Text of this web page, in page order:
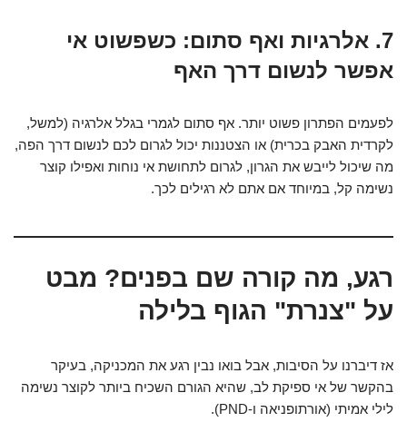
7. אלרגיות ואף סתום: כשפשוט אי
אפשר לנשום דרך האף
לפעמים הפתרון פשוט יותר. אף סתום לגמרי בגלל אלרגיה (למשל,
לקרדית האבק בכרית) או הצטננות יכול לגרום לכם לנשום דרך הפה,
מה שיכול לייבש את הגרון, לגרום לתחושת אי נוחות ואפילו קוצר
נשימה קל, במיוחד אם אתם לא רגילים לכך.
רגע, מה קורה שם בפנים? מבט
על "צנרת" הגוף בלילה
אז דיברנו על הסיבות, אבל בואו נבין רגע את המכניקה, בעיקר
בהקשר של אי ספיקת לב, שהיא הגורם השכיח ביותר לקוצר נשימה
לילי אמיתי (אורתופניאה ו-PND).